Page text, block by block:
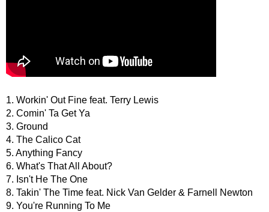
1. Workin' Out Fine feat. Terry Lewis
2. Comin' Ta Get Ya
3. Ground
4. The Calico Cat
5. Anything Fancy
6. What's That All About?
7. Isn't He The One
8. Takin' The Time feat. Nick Van Gelder & Farnell Newton
9. You're Running To Me